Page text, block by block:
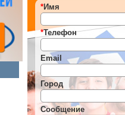
*Имя
*Телефон
Email
Город
Сообщение